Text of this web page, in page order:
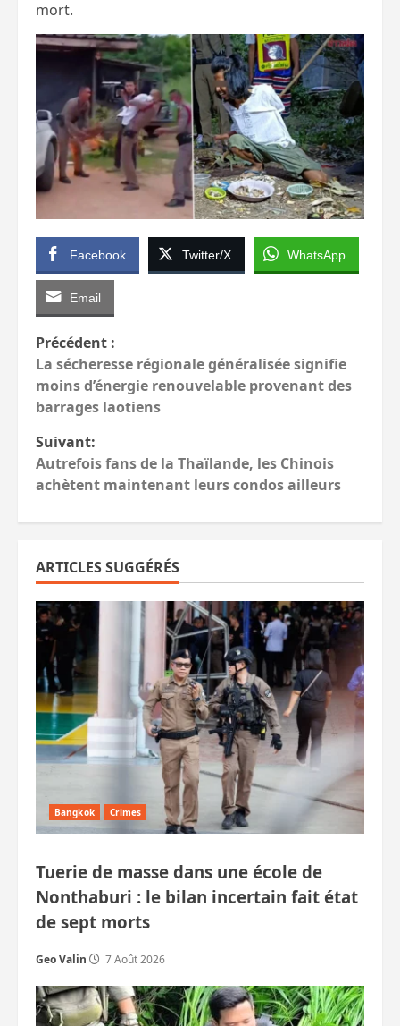
mort.
Facebook Twitter/X WhatsApp
Email
Navigation
d’article
Précédent :
La sécheresse régionale généralisée signifie
moins d’énergie renouvelable provenant des
barrages laotiens
Suivant:
Autrefois fans de la Thaïlande, les Chinois
achètent maintenant leurs condos ailleurs
ARTICLES SUGGÉRÉS
Bangkok Crimes
Tuerie de masse dans une école de
Nonthaburi : le bilan incertain fait état
de sept morts
Geo Valin 7 Août 2026